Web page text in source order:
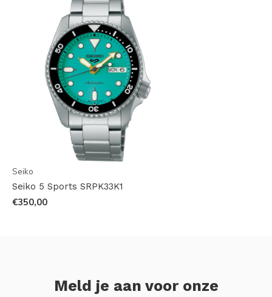
Seiko
Seiko 5 Sports SRPK33K1
€350,00
Meld je aan voor onze